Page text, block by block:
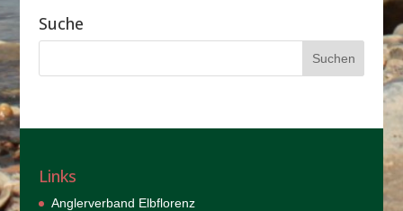
Suche
Links
Anglerverband Elbflorenz